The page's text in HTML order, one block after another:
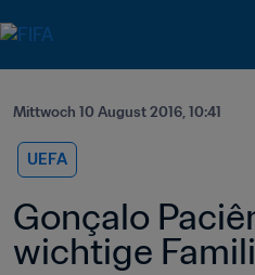
Mittwoch 10 August 2016, 10:41
UEFA
Gonçalo
wichtige